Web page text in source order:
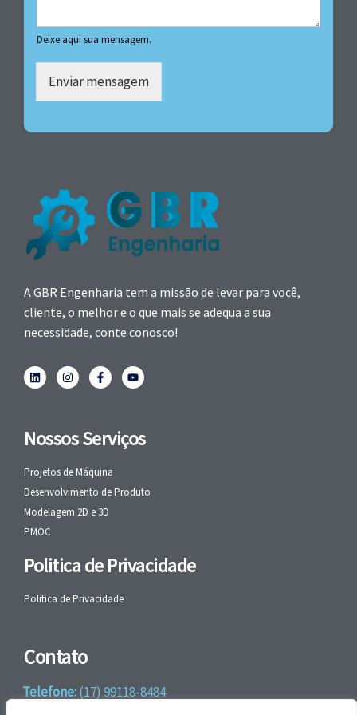
Deixe aqui sua mensagem.
Enviar mensagem
A GBR Engenharia tem a missão de levar para você,
cliente, o melhor e o que mais se adequa a sua
necessidade, conte conosco!
Nossos Serviços
Projetos de Máquina
Desenvolvimento de Produto
Modelagem 2D e 3D
PMOC
Politica de Privacidade
Politica de Privacidade
Contato
Telefone:(17) 99118-8484